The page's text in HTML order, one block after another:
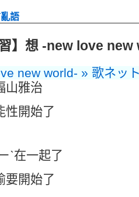
語
習】想 -new love
new world- » 歌ネッ
山雅治
性開始了
ˋ在一起了
要開始了